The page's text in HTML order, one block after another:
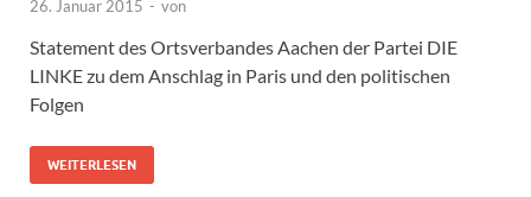
26. Januar 2015 - von
Statement des Ortsverbandes Aachen der Partei DIE
LINKE zu dem Anschlag in Paris und den politischen
Folgen
WEITERLESEN